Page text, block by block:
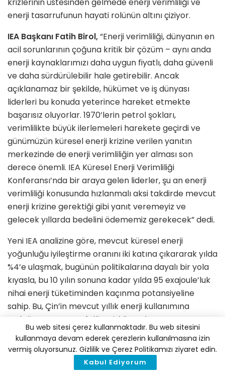
krizlerinin üstesinden gelmede enerji verimliliği ve
enerji tasarrufunun hayati rolünün altını çiziyor.
IEA Başkanı Fatih Birol,“Enerji verimliliği, dünyanın en
acil sorunlarının çoğuna kritik bir çözüm – aynı anda
enerji kaynaklarımızı daha uygun fiyatlı, daha güvenli
ve daha sürdürülebilir hale getirebilir. Ancak
açıklanamaz bir şekilde, hükümet ve iş dünyası
liderleri bu konuda yeterince hareket etmekte
başarısız oluyorlar. 1970’lerin petrol şokları,
verimlilikte büyük ilerlemeleri harekete geçirdi ve
günümüzün küresel enerji krizine verilen yanıtın
merkezinde de enerji verimliliğin yer alması son
derece önemli. IEA Küresel Enerji Verimliliği
Konferansı’nda bir araya gelen liderler, şu an enerji
verimliliği konusunda hızlanmalı aksi takdirde mevcut
enerji krizine gerektiği gibi yanıt veremeyiz ve
gelecek yıllarda bedelini ödememiz gerekecek”dedi.
Yeni IEA analizine göre, mevcut küresel enerji
yoğunluğu iyileştirme oranını iki katına çıkararak yılda
%4’e ulaşmak, bugünün politikalarına dayalı bir yola
kıyasla, bu 10 yılın sonuna kadar yılda 95 exajoule’luk
nihai enerji tüketiminden kaçınma potansiyeline
sahip. Bu, Çin’in mevcut yıllık enerji kullanımına
eşdeğer. Bu tasarruf düzeyi, küresel
CO
2emisyonlarını 2030 yılına kadar yılda 5 milyar ton
daha azaltacak. Bu, IEA’nın geçen yıl yayımladığı Net
nda işaret edilen, dünyayı yüzyılın
ortasına kadar net sıfır emisyon yoluna taşımak için
Bu web sitesi çerez kullanmaktadır. Bu web sitesini
kullanmaya devam ederek çerezlerin kullanılmasına izin
vermiş oluyorsunuz. Gizlilik ve Çerez Politikamızı ziyaret edin.
Kabul Ediyorum